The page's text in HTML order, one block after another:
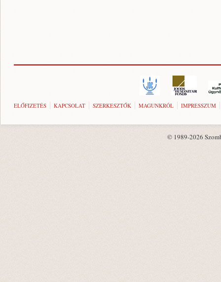
ELŐFIZETÉS KAPCSOLAT SZERKESZTŐK MAGUNKRÓL IMPRESSZUM
© 1989-2026